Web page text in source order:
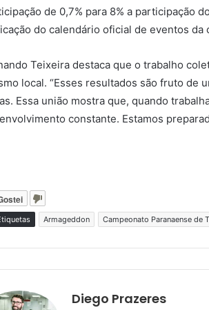
de 0,7% para 8% a participação
do calendário oficial de eventos da
Teixeira destaca que o trabalho
local. “Esses resultados são fruto de
Essa união mostra que, quando
constante. Estamos
Armageddon Campeonato Paranaense de
Diego Prazeres